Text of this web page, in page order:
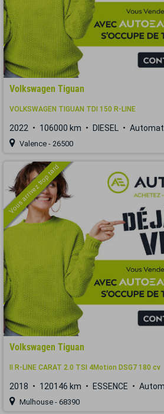
Volkswagen Tiguan
VOLKSWAGEN TIGUAN TDI 150 R-LINE
2022 106000 km DIESEL
Valence - 26500
Vous arrivez trop tard
Volkswagen Tiguan
II R-LINE CARAT 2.0 TSI 4Motion DSG7 180 cv
2018 120146 km ESSENCE
Mulhouse - 68390